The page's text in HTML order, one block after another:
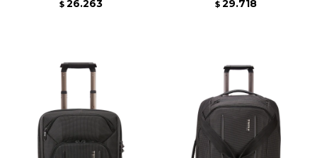
$ 26.263 $ 29.718